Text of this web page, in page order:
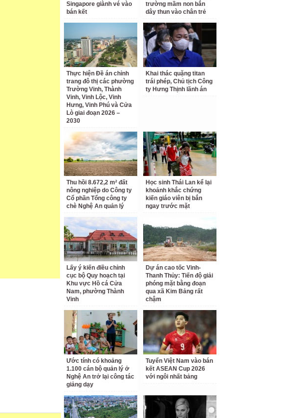
Singapore giành vé vào
bán kết
trường mầm non bắn
dây thun vào chân trẻ
Thực hiện Đề án chỉnh
trang đô thị các phường
Trường Vinh, Thành
Vinh, Vinh Lộc, Vinh
Hưng, Vinh Phú và Cửa
Lò giai đoạn 2026 –
2030
Khai thác quặng titan
trái phép, Chủ tịch Công
ty Hưng Thịnh lãnh án
Thu hồi 8.672,2 m² đất
nông nghiệp do Công ty
Cổ phần Tổng công ty
chè Nghệ An quản lý
Học sinh Thái Lan kể lại
khoảnh khắc chứng
kiến giáo viên bị bắn
ngay trước mặt
Lấy ý kiến điều chỉnh
cục bộ Quy hoạch tại
Khu vực Hồ cá Cửa
Nam, phường Thành
Vinh
Dự án cao tốc Vinh-
Thanh Thủy: Tiến độ giải
phóng mặt bằng đoạn
qua xã Kim Bảng rất
chậm
Ước tính có khoảng
1.100 cán bộ quản lý ở
Nghệ An trở lại công tác
giảng dạy
Tuyển Việt Nam vào bán
kết ASEAN Cup 2026
với ngôi nhất bảng